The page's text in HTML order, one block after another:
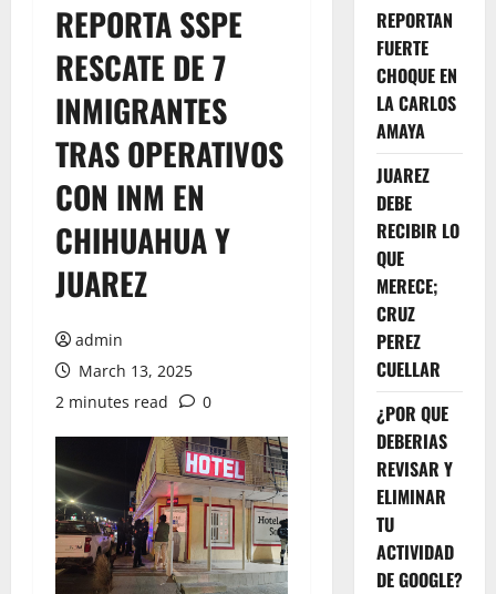
REPORTA SSPE
RESCATE DE 7
INMIGRANTES
TRAS OPERATIVOS
CON INM EN
CHIHUAHUA Y
JUAREZ
admin
March 13, 2025
2 minutes read
0
REPORTAN
FUERTE
CHOQUE EN
LA CARLOS
AMAYA
JUAREZ
DEBE
RECIBIR LO
QUE
MERECE;
CRUZ
PEREZ
CUELLAR
¿POR QUE
DEBERIAS
REVISAR Y
ELIMINAR
TU
ACTIVIDAD
DE GOOGLE?